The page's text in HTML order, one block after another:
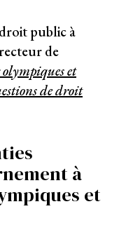
public à
de
et
de droit
à
et